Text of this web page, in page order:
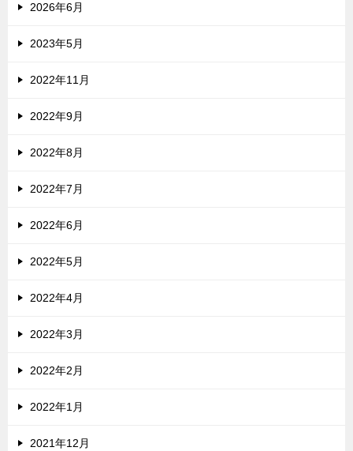
2026年6月
2023年5月
2022年11月
2022年9月
2022年8月
2022年7月
2022年6月
2022年5月
2022年4月
2022年3月
2022年2月
2022年1月
2021年12月